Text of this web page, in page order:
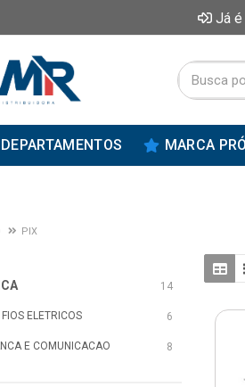
Já
DEPARTAMENTOS MARCA
PIX
14
ELETRICOS 6
E COMUNICACAO 8